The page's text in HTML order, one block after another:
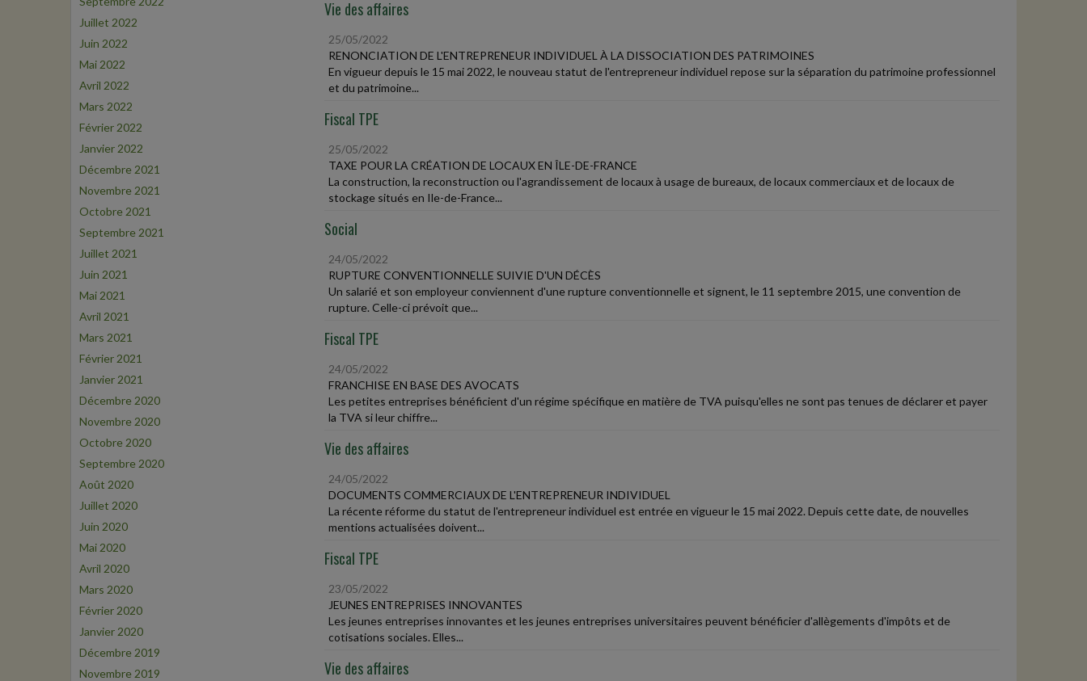
Juillet 2022
Juin 2022
Mai 2022
Avril 2022
Mars 2022
Février 2022
Janvier 2022
Décembre 2021
Novembre 2021
Octobre 2021
Septembre 2021
Juillet 2021
Juin 2021
Mai 2021
Avril 2021
Mars 2021
Février 2021
Janvier 2021
Décembre 2020
Novembre 2020
Octobre 2020
Septembre 2020
Août 2020
Juillet 2020
Juin 2020
Mai 2020
Avril 2020
Mars 2020
Février 2020
Janvier 2020
Décembre 2019
Novembre 2019
Vie des affaires
25/05/2022
RENONCIATION DE L'ENTREPRENEUR INDIVIDUEL À LA DISSOCIATION DES PATRIMOINES
En vigueur depuis le 15 mai 2022, le nouveau statut de l'entrepreneur individuel repose sur la séparation du patrimoine professionnel
et du patrimoine...
Fiscal TPE
25/05/2022
TAXE POUR LA CRÉATION DE LOCAUX EN ÎLE-DE-FRANCE
La construction, la reconstruction ou l'agrandissement de locaux à usage de bureaux, de locaux commerciaux et de locaux de
stockage situés en Ile-de-France...
Social
24/05/2022
RUPTURE CONVENTIONNELLE SUIVIE D'UN DÉCÈS
Un salarié et son employeur conviennent d'une rupture conventionnelle et signent, le 11 septembre 2015, une convention de
rupture. Celle-ci prévoit que...
Fiscal TPE
24/05/2022
FRANCHISE EN BASE DES AVOCATS
Les petites entreprises bénéficient d'un régime spécifique en matière de TVA puisqu'elles ne sont pas tenues de déclarer et payer
la TVA si leur chiffre...
Vie des affaires
24/05/2022
DOCUMENTS COMMERCIAUX DE L'ENTREPRENEUR INDIVIDUEL
La récente réforme du statut de l'entrepreneur individuel est entrée en vigueur le 15 mai 2022. Depuis cette date, de nouvelles
mentions actualisées doivent...
Fiscal TPE
23/05/2022
JEUNES ENTREPRISES INNOVANTES
Les jeunes entreprises innovantes et les jeunes entreprises universitaires peuvent bénéficier d'allègements d'impôts et de
cotisations sociales. Elles...
Vie des affaires